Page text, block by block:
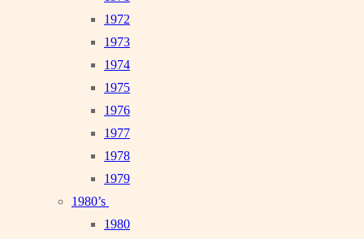
1972
1973
1974
1975
1976
1977
1978
1979
1980’s
1980